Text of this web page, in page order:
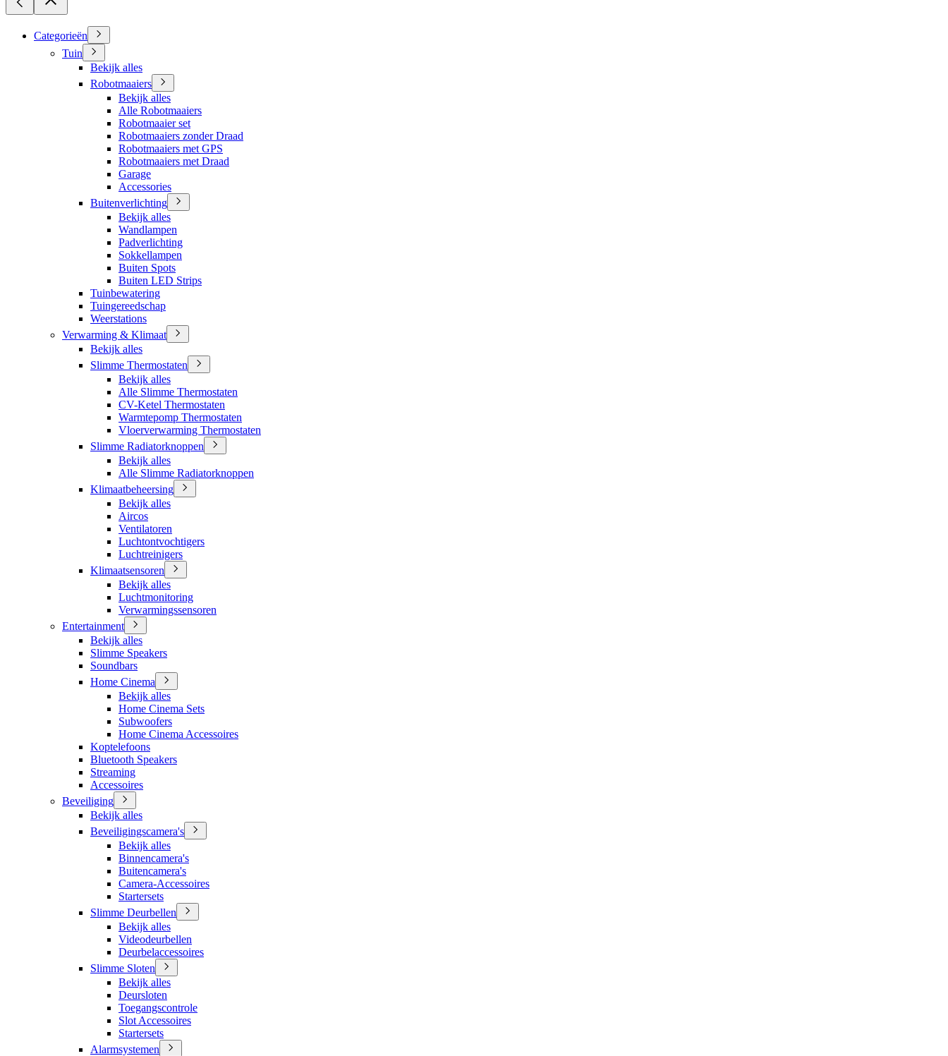
Categorieën
Tuin
Bekijk alles
Robotmaaiers
Bekijk alles
Alle Robotmaaiers
Robotmaaier set
Robotmaaiers zonder Draad
Robotmaaiers met GPS
Robotmaaiers met Draad
Garage
Accessories
Buitenverlichting
Bekijk alles
Wandlampen
Padverlichting
Sokkellampen
Buiten Spots
Buiten LED Strips
Tuinbewatering
Tuingereedschap
Weerstations
Verwarming & Klimaat
Bekijk alles
Slimme Thermostaten
Bekijk alles
Alle Slimme Thermostaten
CV-Ketel Thermostaten
Warmtepomp Thermostaten
Vloerverwarming Thermostaten
Slimme Radiatorknoppen
Bekijk alles
Alle Slimme Radiatorknoppen
Klimaatbeheersing
Bekijk alles
Aircos
Ventilatoren
Luchtontvochtigers
Luchtreinigers
Klimaatsensoren
Bekijk alles
Luchtmonitoring
Verwarmingssensoren
Entertainment
Bekijk alles
Slimme Speakers
Soundbars
Home Cinema
Bekijk alles
Home Cinema Sets
Subwoofers
Home Cinema Accessoires
Koptelefoons
Bluetooth Speakers
Streaming
Accessoires
Beveiliging
Bekijk alles
Beveiligingscamera's
Bekijk alles
Binnencamera's
Buitencamera's
Camera-Accessoires
Startersets
Slimme Deurbellen
Bekijk alles
Videodeurbellen
Deurbelaccessoires
Slimme Sloten
Bekijk alles
Deursloten
Toegangscontrole
Slot Accessoires
Startersets
Alarmsystemen